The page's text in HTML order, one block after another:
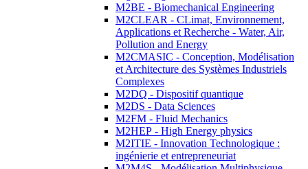
M2BE - Biomechanical Engineering
M2CLEAR - CLimat, Environnement,
Applications et Recherche - Water, Air,
Pollution and Energy
M2CMASIC - Conception, Modélisation
et Architecture des Systèmes Industriels
Complexes
M2DQ - Dispositif quantique
M2DS - Data Sciences
M2FM - Fluid Mechanics
M2HEP - High Energy physics
M2ITIE - Innovation Technologique :
ingénierie et entrepreneuriat